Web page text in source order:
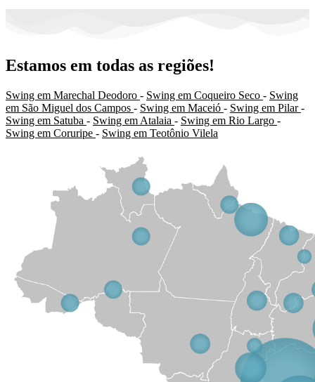
Estamos em todas as regiões!
Swing em Marechal Deodoro - Swing em Coqueiro Seco - Swing
em São Miguel dos Campos - Swing em Maceió - Swing em Pilar-
Swing em Satuba - Swing em Atalaia - Swing em Rio Largo -
Swing em Coruripe - Swing em Teotônio Vilela